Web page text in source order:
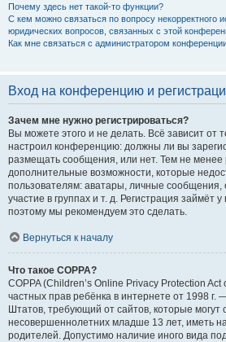
Почему здесь нет такой-то функции?
С кем можно связаться по вопросу некорректного
юридических вопросов, связанных с этой
Как мне связаться с администратором
Вход на конференцию и
Зачем мне нужно регистрироваться?
Вы можете этого и не делать. Всё зависит от
настроил конференцию: должны ли вы
размещать сообщения, или нет. Тем не менее
дополнительные возможности, которые
пользователям: аватары, личные сообщения,
участие в группах и т. д. Регистрация займёт у
поэтому мы рекомендуем это сделать.
Вернуться к началу
Что такое COPPA?
COPPA (Children’s Online Privacy Protection
частных прав ребёнка в интернете от 1998
Штатов, требующий от сайтов, которые
несовершеннолетних младше 13 лет, иметь
родителей. Допустимо наличие иного вида